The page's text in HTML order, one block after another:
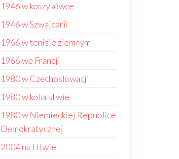
1946 w koszykówce
1946 w Szwajcarii
1966 w tenisie ziemnym
1966 we Francji
1980 w Czechosłowacji
1980 w kolarstwie
1980 w Niemieckiej Republice
Demokratycznej
2004 na Litwie